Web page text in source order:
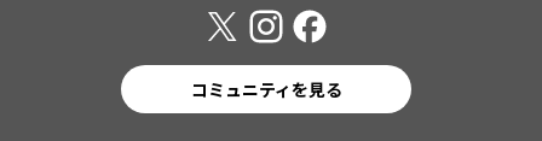
コミュニティを見る